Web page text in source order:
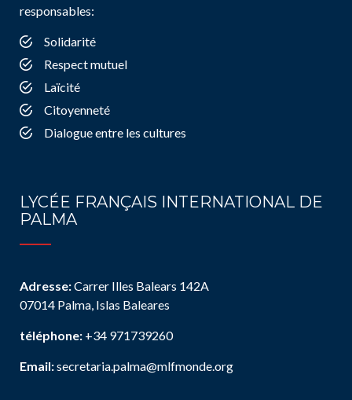
responsables:
Solidarité
Respect mutuel
Laïcité
Citoyenneté
Dialogue entre les cultures
LYCÉE FRANÇAIS INTERNATIONAL DE
PALMA
Adresse:Carrer Illes Balears 142A
07014 Palma, Islas Baleares
téléphone: +34 971739260
Email:secretaria.palma@mlfmonde.org